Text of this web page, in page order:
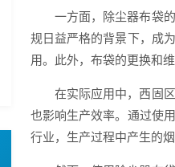
一方面，除尘器布袋
规日益严格的背景下，成
用。此外，布袋的更换和
在实际应用中，西固
也影响生产效率。通过使
行业，生产过程中产生的